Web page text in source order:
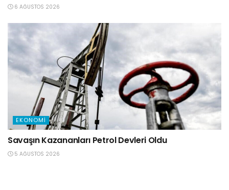
6 AĞUSTOS 2026
EKONOMI
Savaşın Kazananları Petrol Devleri Oldu
5 AĞUSTOS 2026